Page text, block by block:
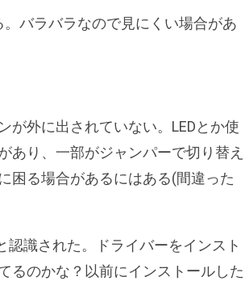
バラバラなので見にくい場合があ
が外に出されていない。LEDとか使
あり、一部がジャンパーで切り替え
困る場合があるにはある(間違った
認識された。ドライバーをインスト
るのかな？以前にインストールした